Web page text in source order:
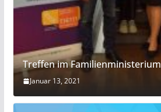
Treffen im Familienministerium
Januar 13, 2021